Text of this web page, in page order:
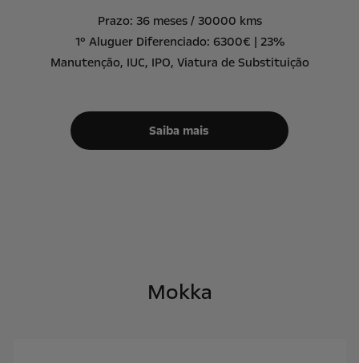
Prazo: 36 meses / 30000 kms
1º Aluguer Diferenciado: 6300€ | 23%
Manutenção, IUC, IPO, Viatura de Substituição
Saiba mais
Mokka